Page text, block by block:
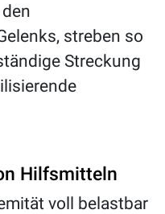
streben so
Streckung
Hilfsmitteln
voll belastbar